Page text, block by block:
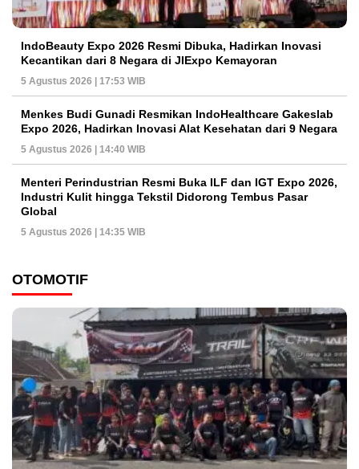
IndoBeauty Expo 2026 Resmi Dibuka, Hadirkan Inovasi
Kecantikan dari 8 Negara di JIExpo Kemayoran
5 Agustus 2026 | 17:53 WIB
Menkes Budi Gunadi Resmikan IndoHealthcare Gakeslab
Expo 2026, Hadirkan Inovasi Alat Kesehatan dari 9 Negara
5 Agustus 2026 | 14:40 WIB
Menteri Perindustrian Resmi Buka ILF dan IGT Expo 2026,
Industri Kulit hingga Tekstil Didorong Tembus Pasar
Global
5 Agustus 2026 | 14:35 WIB
OTOMOTIF